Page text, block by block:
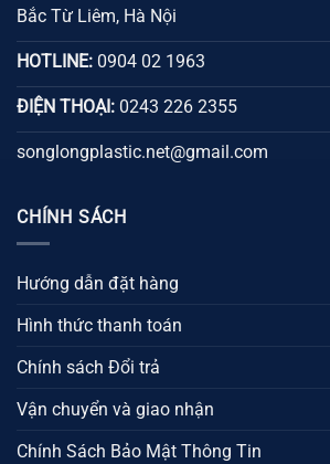
Bắc Từ Liêm, Hà Nội
HOTLINE: 0904 02 1963
ĐIỆN THOẠI: 0243 226 2355
songlongplastic.net@gmail.com
CHÍNH SÁCH
Hướng dẫn đặt hàng
Hình thức thanh toán
Chính sách Đổi trả
Vận chuyển và giao nhận
Chính Sách Bảo Mật Thông Tin